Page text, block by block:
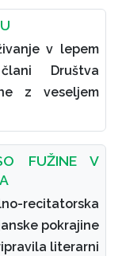
v lepem
Društva
z veseljem
FUŽINE V
recitatorska
pokrajine
literarni